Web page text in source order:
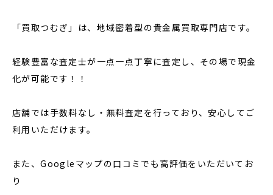
「買取つむぎ」は、地域密着型の貴金属買取専門店です。
経験豊富な査定士が一点一点丁寧に査定し、その場で現金
化が可能です！！
店舗では手数料なし・無料査定を行っており、安心してご
利用いただけます。
また、Googleマップの口コミでも高評価をいただいてお
り